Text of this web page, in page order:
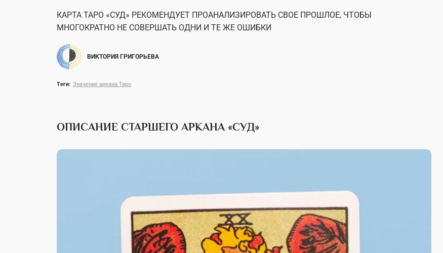
КАРТА ТАРО «СУД» РЕКОМЕНДУЕТ ПРОАНАЛИЗИРОВАТЬ СВОЕ ПРОШЛОЕ, ЧТОБЫ
МНОГОКРАТНО НЕ СОВЕРШАТЬ ОДНИ И ТЕ ЖЕ ОШИБКИ
ВИКТОРИЯ ГРИГОРЬЕВА
Теги: Значение аркана Таро
ОПИСАНИЕ СТАРШЕГО АРКАНА «СУД»